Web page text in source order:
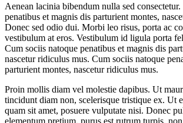
Aenean lacinia bibendum nulla sed
penatibus et magnis dis parturient montes,
Donec sed odio dui. Morbi leo risus, porta ac
vestibulum at eros. Vestibulum id ligula porta
Cum sociis natoque penatibus et magnis dis
nascetur ridiculus mus. Cum sociis natoque
parturient montes, nascetur ridiculus mus.
Proin mollis diam vel molestie dapibus. Ut
tincidunt diam non, scelerisque tristique ex. Ut
quam sit amet, posuere vulputate nisi. Donec
elementum pretium, purus est rutrum turpis,